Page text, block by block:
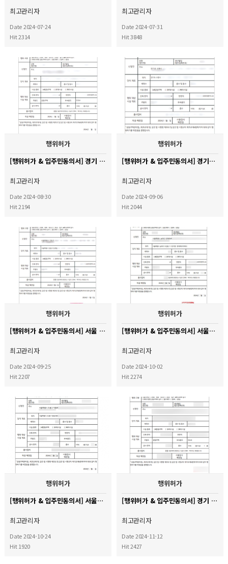
최고관리자
Date 2024-07-24
Hit 2314
최고관리자
Date 2024-07-31
Hit 3848
행위허가
[행위허가 & 입주민동의서] 경기 용인시 수지구 신봉마을LG자이 아파트
최고관리자
Date 2024-08-30
Hit 2194
행위허가
[행위허가 & 입주민동의서] 경기도 수원시 권선구 금곡동 LG빌리지 아파트
최고관리자
Date 2024-09-06
Hit 2044
행위허가
[행위허가 & 입주민동의서] 서울 강동구 신성둔촌미소지움 아파트
최고관리자
Date 2024-09-25
Hit 2207
행위허가
[행위허가 & 입주민동의서] 서울시 송파구 오금동 현대백조아파트
최고관리자
Date 2024-10-02
Hit 2274
행위허가
[행위허가 & 입주민동의서] 서울시 도봉구 창동대우아파트
최고관리자
Date 2024-10-24
Hit 1920
행위허가
[행위허가 & 입주민동의서] 경기 용인시 기흥구 호반써밋 레이크파크 아파트
최고관리자
Date 2024-11-12
Hit 2427